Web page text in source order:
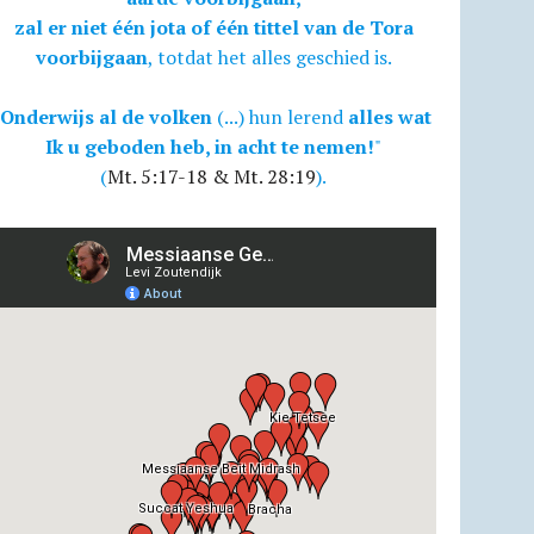
zal er niet één jota of één tittel van de Tora
voorbijgaan, totdat het alles geschied is.
al de volken (...) hun lerend alles wat
Ik u geboden heb, in acht te nemen!"
(Mt. 5:17-18 & Mt. 28:19).